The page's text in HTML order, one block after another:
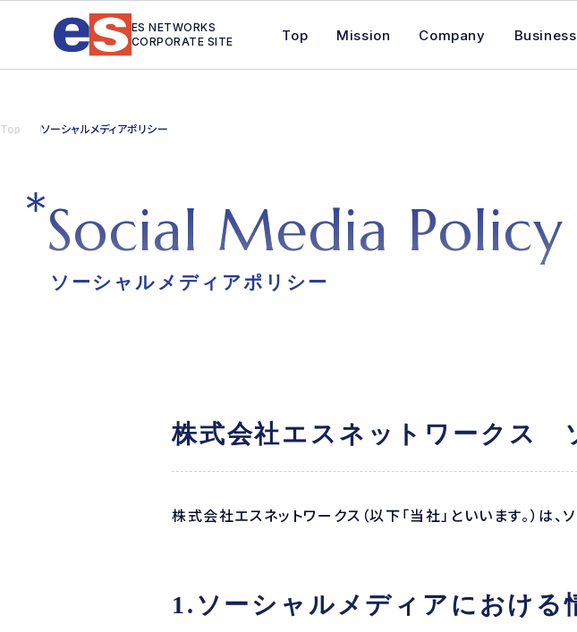
ES NETWORKS
CORPORATE SITE
Top Mission Company Business
Top ソーシャルメディアポリシー
Social Media Policy
ソーシャルメディアポリシー
株式会社エスネットワークス
株式会社エスネットワークス（以下「当社」といいます。）は
1.ソーシャルメディアにおける